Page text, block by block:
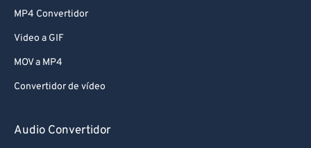
MP4 Convertidor
Video a GIF
MOV a MP4
Convertidor de vídeo
Audio Convertidor